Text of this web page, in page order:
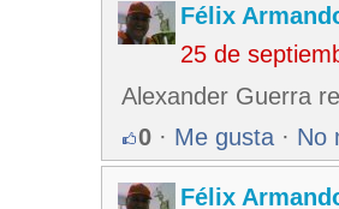
Félix
25 de
Alexander Guerra
0 · Me gusta · No
Félix